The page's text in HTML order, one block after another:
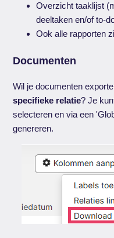
Overzicht taaklijst
deeltaken en/of to-
Ook alle rapporten
Documenten
Wil je documenten
specifieke relatie? Je
selecteren en via een
genereren.